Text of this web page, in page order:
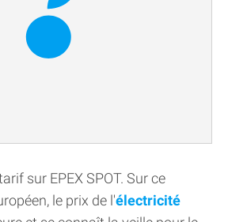
sur EPEX SPOT. Sur ce
le prix de l'électricité